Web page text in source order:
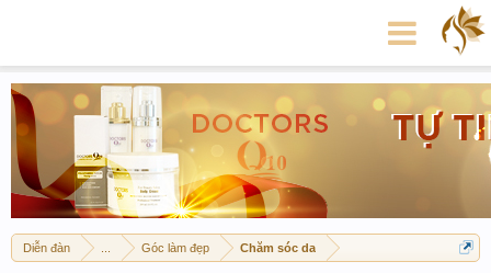
Diễn đàn Góc làm đẹp Chăm sóc da